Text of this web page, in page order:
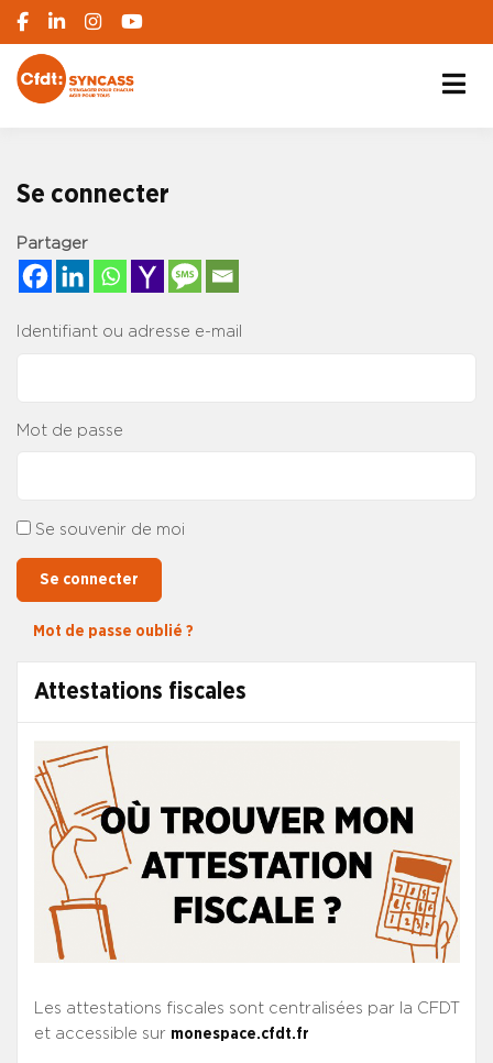
Attestations fiscales
Les attestations fiscales sont centralisées par la CFDT
et accessible sur monespace.cfdt.fr
Se connecter
Partager
Identifiant ou adresse e-mail
Mot de passe
Se souvenir de moi
Se connecter
Mot de passe oublié ?